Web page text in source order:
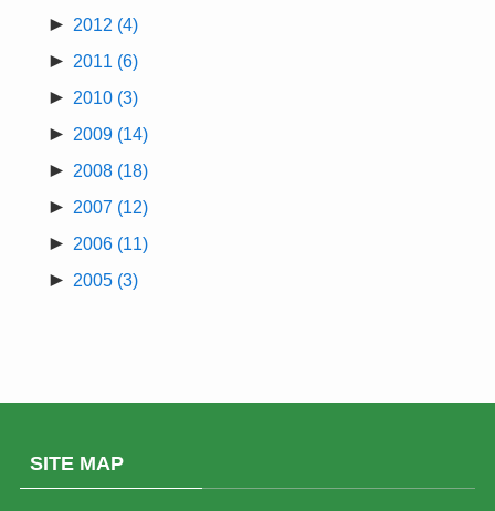
► 2012 (4)
► 2011 (6)
► 2010 (3)
► 2009 (14)
► 2008 (18)
► 2007 (12)
► 2006 (11)
► 2005 (3)
SITE MAP